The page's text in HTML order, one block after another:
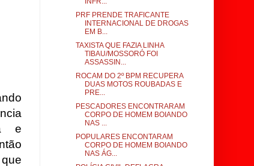
e
PRF PRENDE TRAFICANTE
INTERNACIONAL DE DROGAS
EM B...
TAXISTA QUE FAZIA LINHA
TIBAU/MOSSORÓ FOI
ASSASSIN...
ROCAM DO 2º BPM RECUPERA
DUAS MOTOS ROUBADAS E
PRE...
PESCADORES ENCONTRARAM
CORPO DE HOMEM BOIANDO
NAS ...
POPULARES ENCONTARAM
CORPO DE HOMEM BOIANDO
NAS ÁG...